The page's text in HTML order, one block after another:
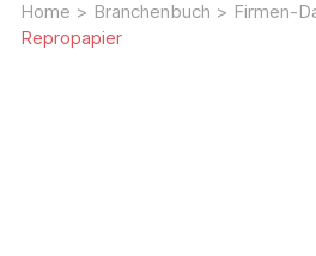
Home > Branchenbuch > Firmen-
Repropapier